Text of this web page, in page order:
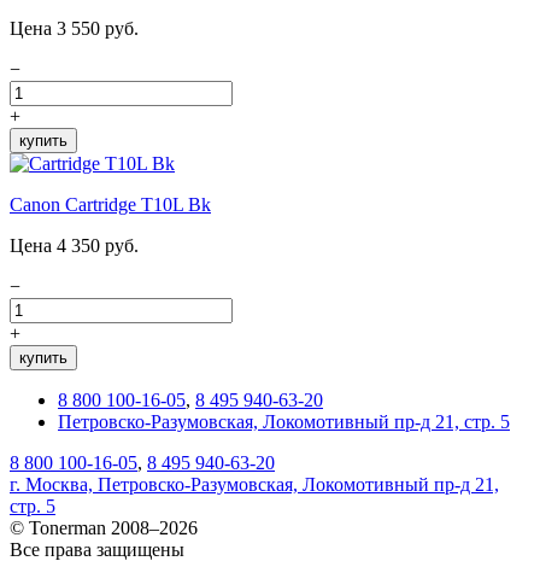
Цена 3 550 руб.
−
+
купить
Canon Cartridge T10L Bk
Цена 4 350 руб.
−
+
купить
8 800 100-16-05, 8 495 940-63-20
Петровско-Разумовская, Локомотивный пр-д 21, стр. 5
8 800 100-16-05, 8 495 940-63-20
г. Москва, Петровско-Разумовская, Локомотивный пр-д 21,
стр. 5
© Tonerman 2008–2026
Все права защищены